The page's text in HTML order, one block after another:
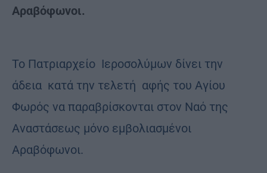
Αραβόφωνοι.
Το Πατριαρχείο Iεροσολύμων δίνει την
άδεια κατά την τελετή αφής του Αγίου
Φωρός να παραβρίσκονται στον Ναό της
Αναστάσεως μόνο εμβολιασμένοι
Αραβόφωνοι.